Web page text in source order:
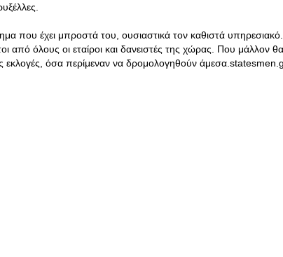
που έχει μπροστά του, ουσιαστικά τον καθιστά
από όλους οι εταίροι και δανειστές της χώρας. Που μάλλον
εκλογές, όσα περίμεναν να δρομολογηθούν